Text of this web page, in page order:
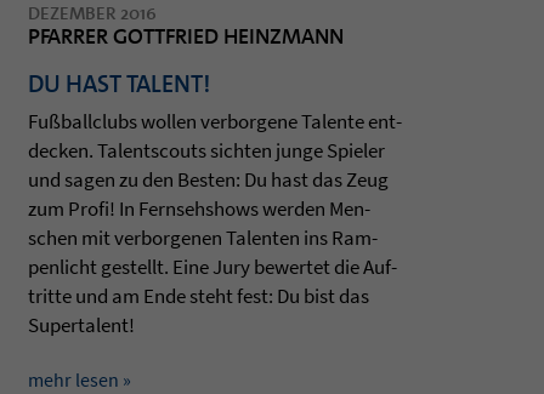
DEZEMBER 2016
PFARRER GOTTFRIED HEINZMANN
DU HAST TALENT!
Fußball­clubs wol­len ver­bor­gene Talente ent­
de­cken. Tal­ents­couts sich­ten junge Spie­ler
und sagen zu den Bes­ten: Du hast das Zeug
zum Profi! In Fern­sehs­hows wer­den Men­
schen mit ver­bor­ge­nen Talen­ten ins Ram­
pen­licht gestellt. Eine Jury bewer­tet die Auf­
tritte und am Ende steht fest: Du bist das
Super­ta­lent!
mehr lesen »